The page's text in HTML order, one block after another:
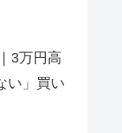
3万円高
い」買い